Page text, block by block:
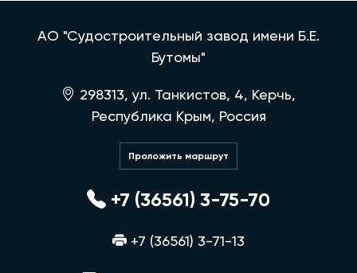
АО "Судостроительный завод имени Б.Е.
Бутомы"
298313, ул. Танкистов, 4, Керчь,
Республика Крым, Россия
Проложить маршрут
+7 (36561) 3-75-70
+7 (36561) 3-71-13